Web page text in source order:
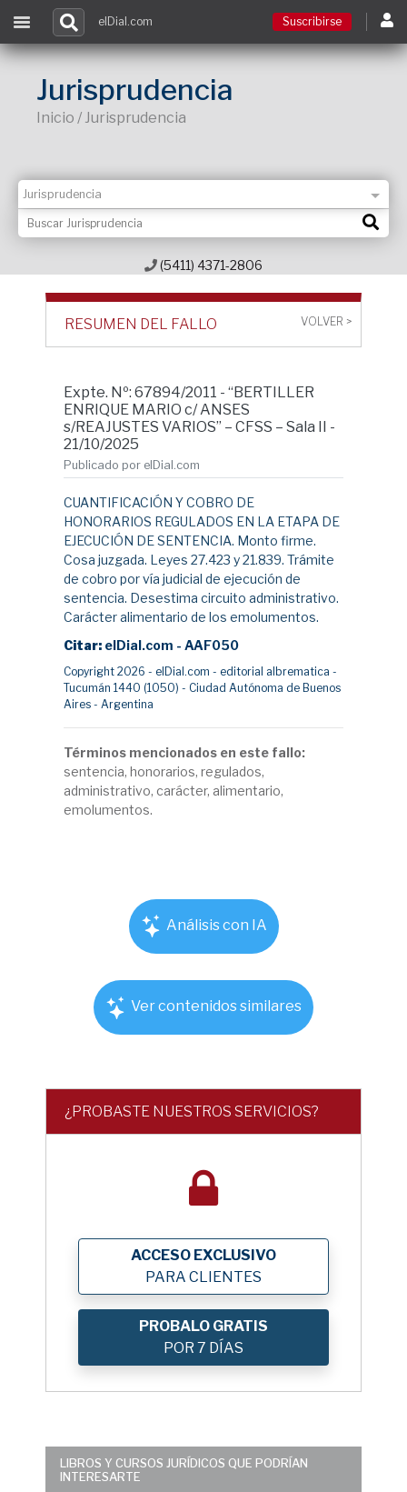
Contacto
elDial.com Suscribirse
Jurisprudencia
Inicio / Jurisprudencia
(5411) 4371-2806
RESUMEN DEL FALLO VOLVER >
Expte. Nº: 67894/2011 - “BERTILLER
ENRIQUE MARIO c/ ANSES
s/REAJUSTES VARIOS” – CFSS – Sala II -
21/10/2025
Publicado por elDial.com
CUANTIFICACIÓN Y COBRO DE
HONORARIOS REGULADOS EN LA ETAPA DE
EJECUCIÓN DE SENTENCIA. Monto firme.
Cosa juzgada. Leyes 27.423 y 21.839. Trámite
de cobro por vía judicial de ejecución de
sentencia. Desestima circuito administrativo.
Carácter alimentario de los emolumentos.
Citar: elDial.com - AAF050
Copyright 2026 - elDial.com - editorial albrematica -
Tucumán 1440 (1050) - Ciudad Autónoma de Buenos
Aires - Argentina
Términos mencionados en este fallo:
sentencia, honorarios, regulados,
administrativo, carácter, alimentario,
emolumentos.
Análisis con IA
Ver contenidos similares
¿PROBASTE NUESTROS SERVICIOS?
ACCESO EXCLUSIVO
PARA CLIENTES
PROBALO GRATIS
POR 7 DÍAS
LIBROS Y CURSOS JURÍDICOS QUE PODRÍAN
INTERESARTE